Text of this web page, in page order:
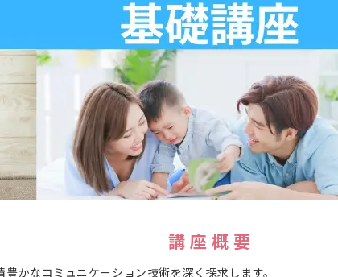
講 座 概 要
かなコミュニケーション技術を深く探求します。